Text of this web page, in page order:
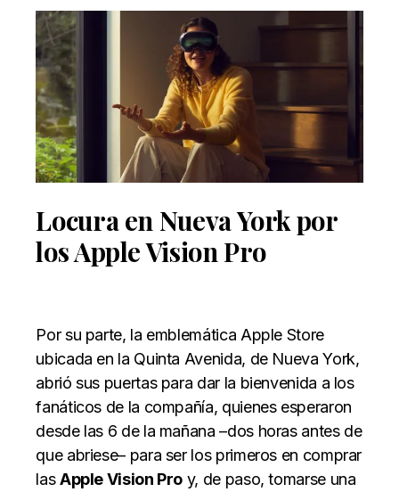
Locura en Nueva York por
los Apple Vision Pro
Por su parte, la emblemática Apple Store
ubicada en la Quinta Avenida, de Nueva York,
abrió sus puertas para dar la bienvenida a los
fanáticos de la compañía, quienes esperaron
desde las 6 de la mañana –dos horas antes de
que abriese– para ser los primeros en comprar
lasApple Vision Pro y, de paso, tomarse una